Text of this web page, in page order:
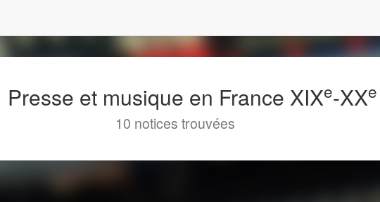
Presse et musique en France XIXe-XXe
10 notices trouvées